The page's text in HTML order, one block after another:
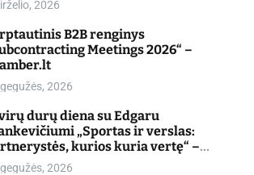
2026
B2B renginys
Meetings 2026“ –
2026
durų diena su Edgaru
„Sportas ir verslas:
kurios kuria vertę“ –
2026